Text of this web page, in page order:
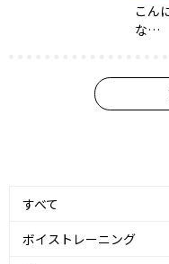
こん
な…
すべて
ボイストレーニング